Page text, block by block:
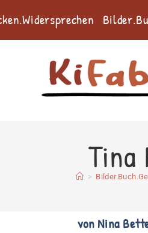
Tina
>
von Nina